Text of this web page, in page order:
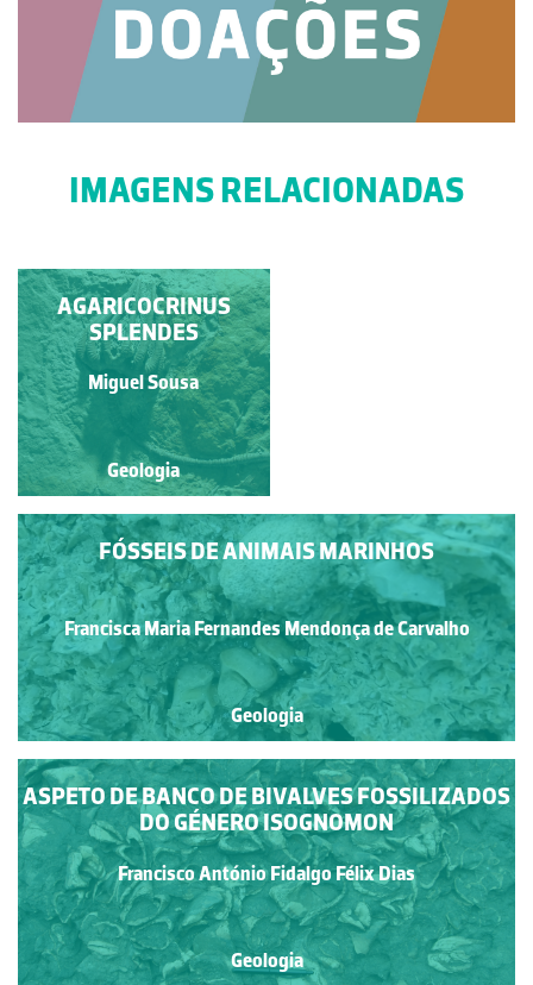
IMAGENS RELACIONADAS
GRYPHAEA
Francisco António Fidalgo
Félix Dias
Geologia
FÓSSEIS DE ANIMAIS MARINHOS
Francisca Maria Fernandes Mendonça de Carvalho
Geologia
ASPETO DE BANCO DE BIVALVES FOSSILIZADOS
DO GÉNERO ISOGNOMON
Francisco António Fidalgo Félix Dias
Geologia
AGARICOCRINUS
SPLENDES
Miguel Sousa
Geologia